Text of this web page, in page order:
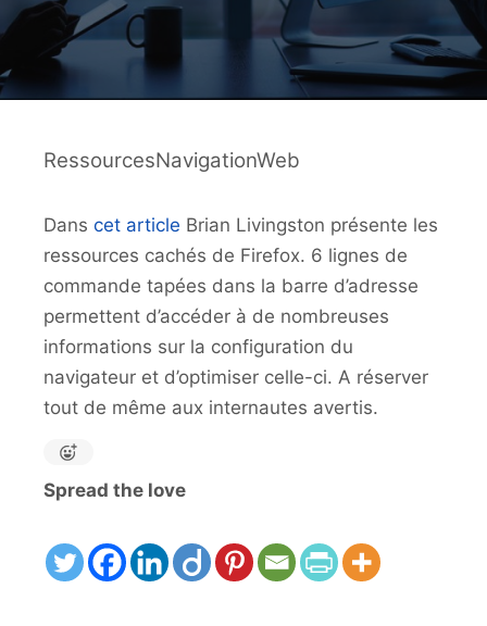
RessourcesNavigationWeb
Dans cet article Brian Livingston présente les
ressources cachés de Firefox. 6 lignes de
commande tapées dans la barre d’adresse
permettent d’accéder à de nombreuses
informations sur la configuration du
navigateur et d’optimiser celle-ci. A réserver
tout de même aux internautes avertis.
Spread the love